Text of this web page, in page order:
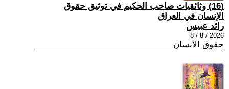
(16) وثائقيات صاحب الحكيم في توثيق حقوق
الإنسان في العراق
رائد عبيس
2026 / 8 / 8
حقوق الانسان